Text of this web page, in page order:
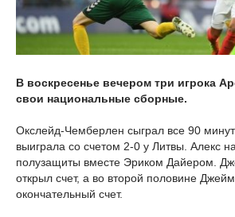
В воскресенье вечером три игрока
свои национальные сборные.
Окслейд-Чемберлен сыграл все 90
выиграла со счетом 2-0 у Литвы. Алекс
полузащиты вместе Эриком Дайером.
открыл счет, а во второй половине
окончательный счет.